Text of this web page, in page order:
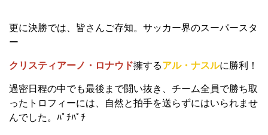
更に決勝では、皆さんご存知。サッカー界のスーパースタ
ー
クリスティアーノ・ロナウド擁するアル・ナスルに勝利！
過密日程の中でも最後まで闘い抜き、チーム全員で勝ち取
ったトロフィーには、自然と拍手を送らずにはいられませ
んでした。ﾊﾟﾁﾊﾟﾁ